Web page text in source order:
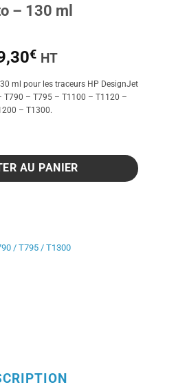
– 130 ml
€ HT
ml pour les traceurs HP DesignJet
T790 – T795 – T1100 – T1120 –
– T1300.
d'encre HP 72 noir photo - 130 ml
AU PANIER
/ T795 / T1300